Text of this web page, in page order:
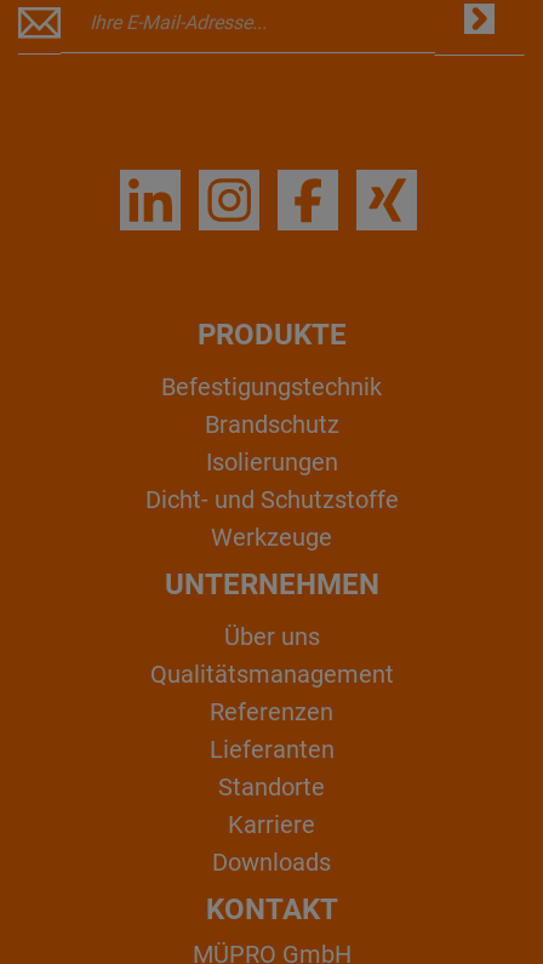
PRODUKTE
Befestigungstechnik
Brandschutz
Isolierungen
Dicht- und Schutzstoffe
Werkzeuge
UNTERNEHMEN
Über uns
Qualitätsmanagement
Referenzen
Lieferanten
Standorte
Karriere
Downloads
KONTAKT
MÜPRO GmbH